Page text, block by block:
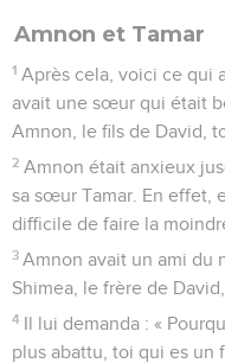
Amnon et Tamar
1 Après cela, voici ce qui
avait une sœur qui était
Amnon, le fils de David,
2 Amnon était anxieux
sa sœur Tamar. En effet,
difficile de faire la
3 Amnon avait un ami du
Shimea, le frère de
4 Il lui demanda : «
plus abattu, toi qui es un